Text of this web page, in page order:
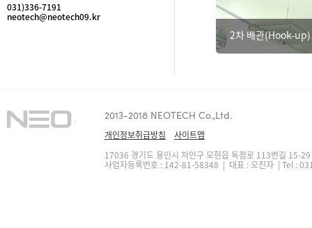
031)336-7191
neotech@neotech09.kr
2차 배관(Hook-up)
2013-2018 NEOTECH Co.,Ltd.
개인정보취급방침
사이트맵
17036 경기도 용인시 처인구 모현읍 독점로 113번길 15-
사업자등록번호 : 142-81-58348 | 대표 : 오진자 | Tel